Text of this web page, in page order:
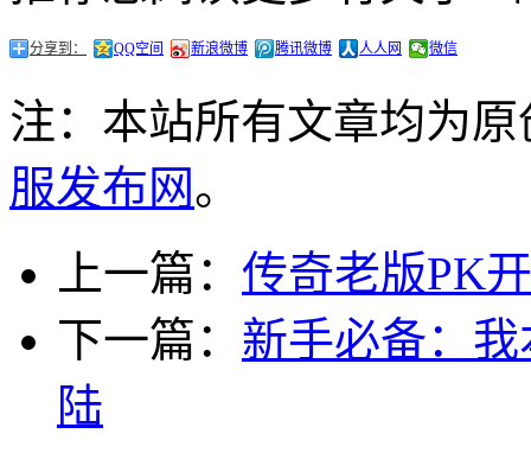
分享到： QQ空间 新浪微博 腾讯微博 人人网 微信
注：本站所有文章均为
服发布网。
上一篇： 传奇老版PK
下一篇： 新手必备：
陆